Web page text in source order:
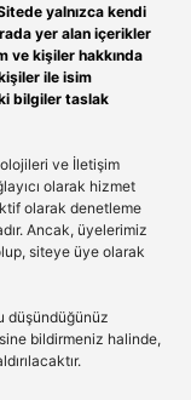
yalnızca kendi
yer alan içerikler
ve kişiler hakkında
ile isim
bilgiler taslak
ve İletişim
olarak hizmet
olarak denetleme
Ancak, üyelerimiz
siteye üye olarak
düşündüğünüz
bildirmeniz halinde,